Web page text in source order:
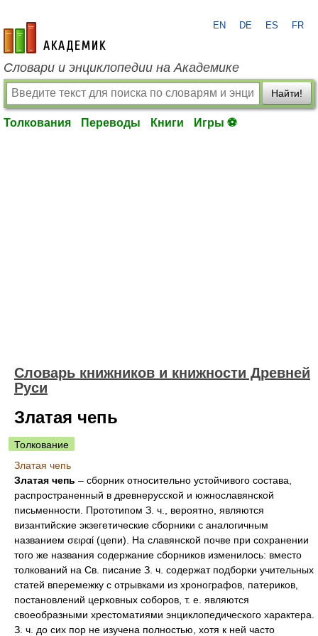
academic.ru
EN DE ES FR
Словари и энциклопедии на Академике
Найти!
Толкования Переводы Книги Игры ⚽
Словарь книжников и книжности Древней
Руси
Златая чепь
Толкование
Златая чепь
Златая чепь – сборник относительно устойчивого состава,
распространенный в древнерусской и южнославянской
письменности. Прототипом З. ч., вероятно, являются
византийские экзегетические сборники с аналогичным
названием σειραί (цепи). На славянской почве при сохранении
того же названия содержание сборников изменилось: вместо
толкований на Св. писание З. ч. содержат подборки учительных
статей вперемежку с отрывками из хронографов, патериков,
постановлений церковных соборов, т. е. являются
своеобразными хрестоматиями энциклопедического характера.
З. ч. до сих пор не изучена полностью, хотя к ней часто